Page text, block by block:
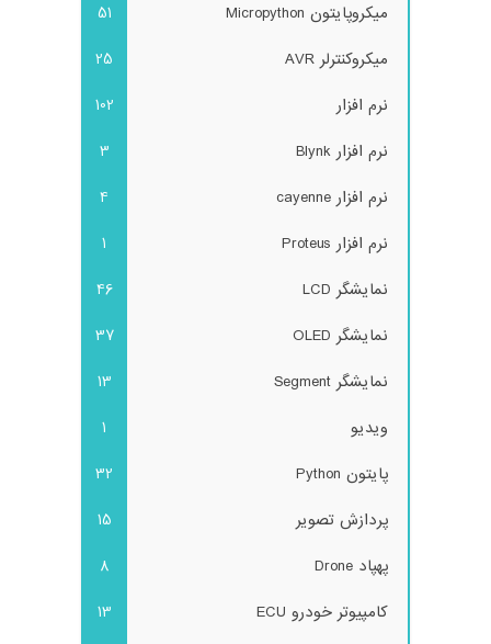
میکروپایتون Micropython
51
میکروکنترلر AVR
25
نرم افزار
102
نرم افزار Blynk
3
نرم افزار cayenne
4
نرم افزار Proteus
1
نمایشگر LCD
46
نمایشگر OLED
37
نمایشگر Segment
13
ویدیو
1
پایتون Python
32
پردازش تصویر
15
پهپاد Drone
8
کامپیوتر خودرو ECU
13